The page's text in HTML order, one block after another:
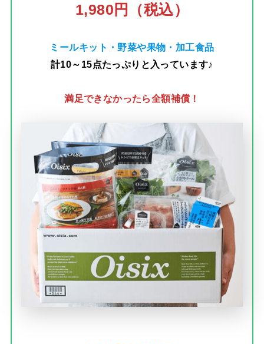
1,980円（税込）
ミールキット・野菜や果物・加工食品
計10～15点たっぷりと入っています♪
満足できなかったら全額補償！